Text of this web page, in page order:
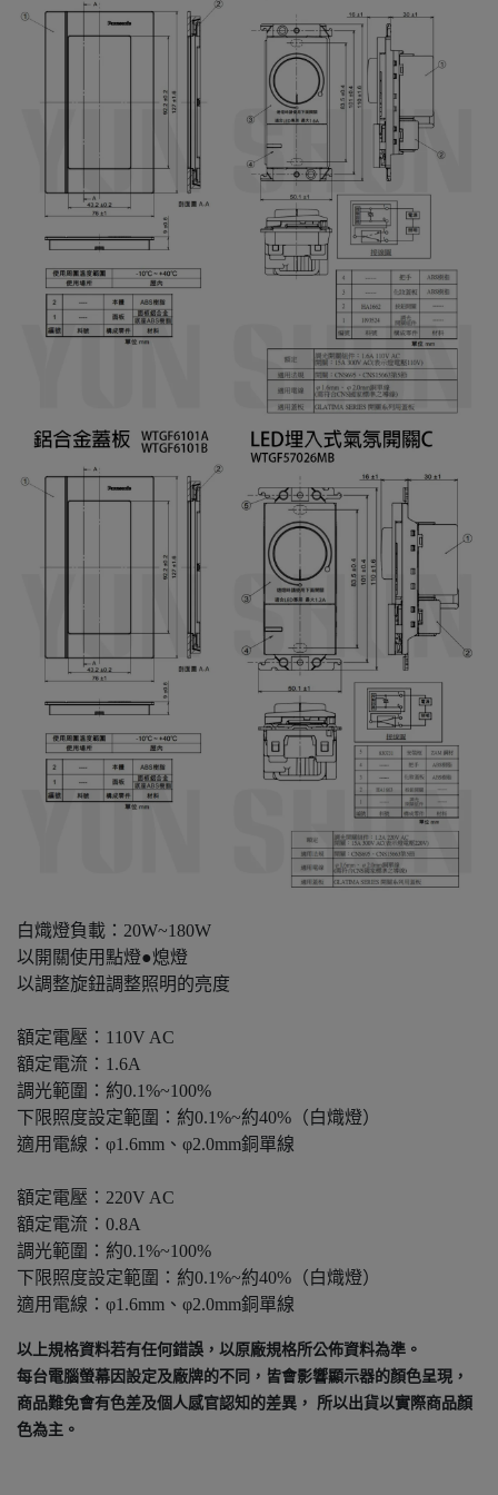
白熾燈負載：20W~180W
以開關使用點燈●熄燈
以調整旋鈕調整照明的亮度
額定電壓：110V AC
額定電流：1.6A
調光範圍：約0.1%~100%
下限照度設定範圍：約0.1%~約40%（白熾燈）
適用電線：φ1.6mm、φ2.0mm銅單線
額定電壓：220V AC
額定電流：0.8A
調光範圍：約0.1%~100%
下限照度設定範圍：約0.1%~約40%（白熾燈）
適用電線：φ1.6mm、φ2.0mm銅單線
以上規格資料若有任何錯誤，以原廠規格所公佈資料為準。
每台電腦螢幕因設定及廠牌的不同，皆會影響顯示器的顏色呈現，
商品難免會有色差及個人感官認知的差異， 所以出貨以實際商品顏
色為主。